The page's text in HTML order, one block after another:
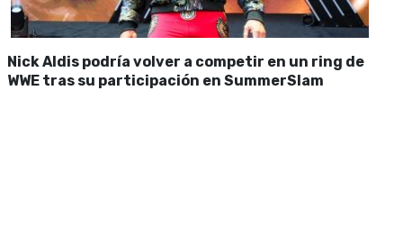
Nick Aldis podría volver a competir en un ring de
WWE tras su participación en SummerSlam